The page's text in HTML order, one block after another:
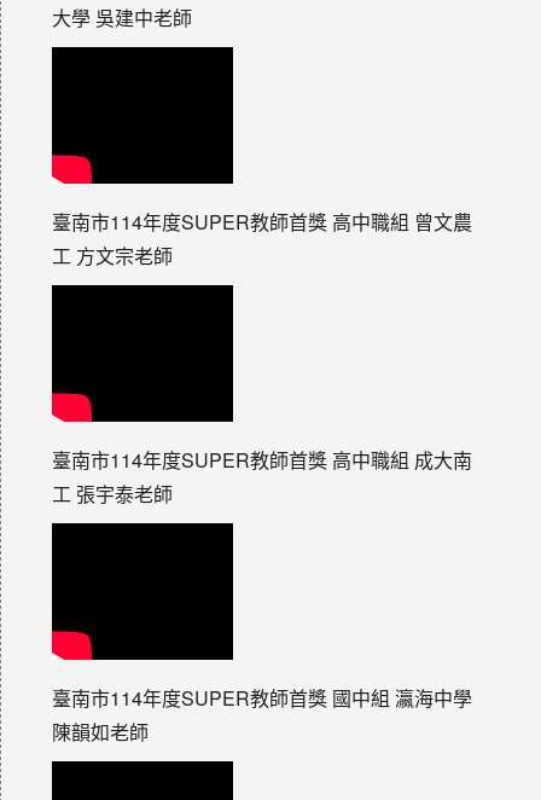
大學 吳建中老師
臺南市114年度SUPER教師首獎 高中職組 曾文農
工 方文宗老師
臺南市114年度SUPER教師首獎 高中職組 成大南
工 張宇泰老師
臺南市114年度SUPER教師首獎 國中組 瀛海中學
陳韻如老師